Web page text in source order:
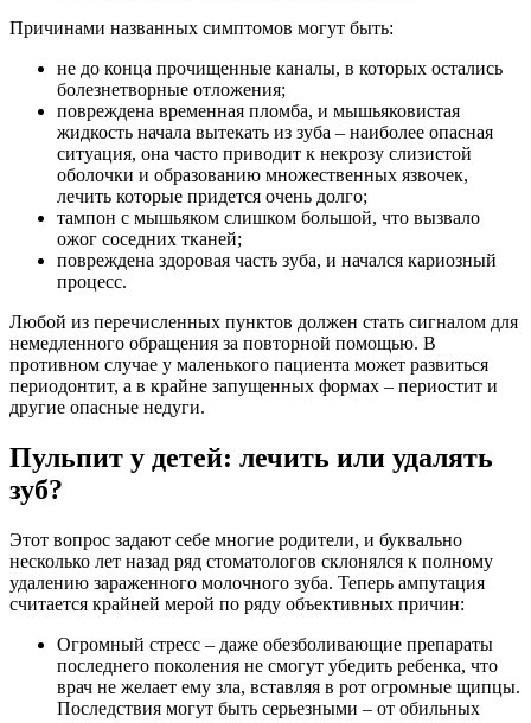
Причинами названных симптомов могут быть:
не до конца прочищенные каналы, в которых остались
болезнетворные отложения;
повреждена временная пломба, и мышьяковистая
жидкость начала вытекать из зуба – наиболее опасная
ситуация, она часто приводит к некрозу слизистой
оболочки и образованию множественных язвочек,
лечить которые придется очень долго;
тампон с мышьяком слишком большой, что вызвало
ожог соседних тканей;
повреждена здоровая часть зуба, и начался кариозный
процесс.
Любой из перечисленных пунктов должен стать сигналом для
немедленного обращения за повторной помощью. В
противном случае у маленького пациента может развиться
периодонтит, а в крайне запущенных формах – периостит и
другие опасные недуги.
Пульпит у детей: лечить или удалять
зуб?
Этот вопрос задают себе многие родители, и буквально
несколько лет назад ряд стоматологов склонялся к полному
удалению зараженного молочного зуба. Теперь ампутация
считается крайней мерой по ряду объективных причин:
Огромный стресс – даже обезболивающие препараты
последнего поколения не смогут убедить ребенка, что
врач не желает ему зла, вставляя в рот огромные щипцы.
Последствия могут быть серьезными – от обильных